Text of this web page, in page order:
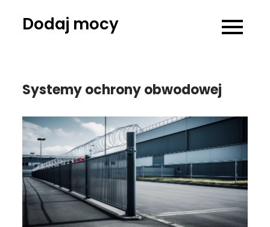
Dodaj mocy
Systemy ochrony obwodowej